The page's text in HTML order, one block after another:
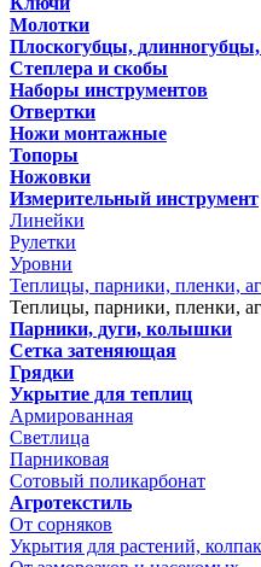
Молотки
Плоскогубцы,
Степлера и скобы
Наборы инструментов
Отвертки
Ножи монтажные
Топоры
Ножовки
Измерительный инструмент
Линейки
Рулетки
Уровни
Теплицы, парники, пленки,
Теплицы, парники, пленки,
Парники, дуги, колышки
Сетка затеняющая
Грядки
Укрытие для теплиц
Армированная
Светлица
Парниковая
Сотовый поликарбонат
Агротекстиль
От сорняков
Укрытия для растений,